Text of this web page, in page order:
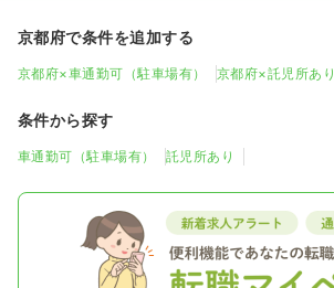
京都府で条件を追加する
京都府×車通勤可（駐車場有） 京都府×託児所あり
条件から探す
車通勤可（駐車場有） 託児所あり